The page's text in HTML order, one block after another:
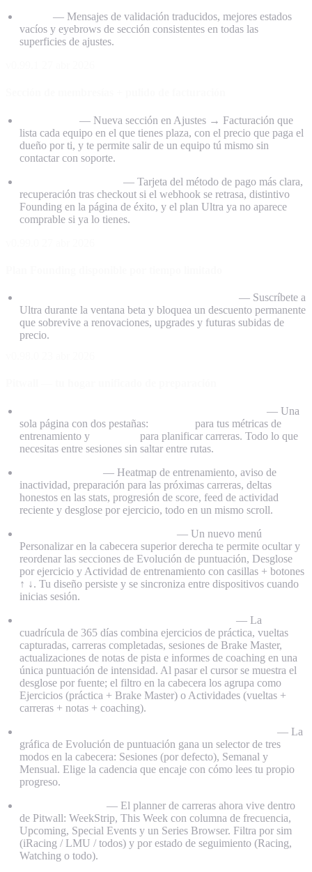
— Mensajes de validación traducidos, mejores estados
vacíos y eyebrows de sección consistentes en todas las
superficies de ajustes.
— Nueva sección en Ajustes → Facturación que
lista cada equipo en el que tienes plaza, con el precio que paga el
dueño por ti, y te permite salir de un equipo tú mismo sin
contactar con soporte.
— Tarjeta del método de pago más clara,
recuperación tras checkout si el webhook se retrasa, distintivo
Founding en la página de éxito, y el plan Ultra ya no aparece
comprable si ya lo tienes.
— Suscríbete a
Ultra durante la ventana beta y bloquea un descuento permanente
que sobrevive a renovaciones, upgrades y futuras subidas de
precio.
— Una
sola página con dos pestañas:
para tus métricas de
entrenamiento y
para planificar carreras. Todo lo que
necesitas entre sesiones sin saltar entre rutas.
— Heatmap de entrenamiento, aviso de
inactividad, preparación para las próximas carreras, deltas
honestos en las stats, progresión de score, feed de actividad
reciente y desglose por ejercicio, todo en un mismo scroll.
— Un nuevo menú
Personalizar en la cabecera superior derecha te permite ocultar y
reordenar las secciones de Evolución de puntuación, Desglose
por ejercicio y Actividad de entrenamiento con casillas + botones
↑ ↓. Tu diseño persiste y se sincroniza entre dispositivos cuando
inicias sesión.
— La
cuadrícula de 365 días combina ejercicios de práctica, vueltas
capturadas, carreras completadas, sesiones de Brake Master,
actualizaciones de notas de pista e informes de coaching en una
única puntuación de intensidad. Al pasar el cursor se muestra el
desglose por fuente; el filtro en la cabecera los agrupa como
Ejercicios (práctica + Brake Master) o Actividades (vueltas +
carreras + notas + coaching).
— La
gráfica de Evolución de puntuación gana un selector de tres
modos en la cabecera: Sesiones (por defecto), Semanal y
Mensual. Elige la cadencia que encaje con cómo lees tu propio
progreso.
— El planner de carreras ahora vive dentro
de Pitwall: WeekStrip, This Week con columna de frecuencia,
Upcoming, Special Events y un Series Browser. Filtra por sim
(iRacing / LMU / todos) y por estado de seguimiento (Racing,
Watching o todo).